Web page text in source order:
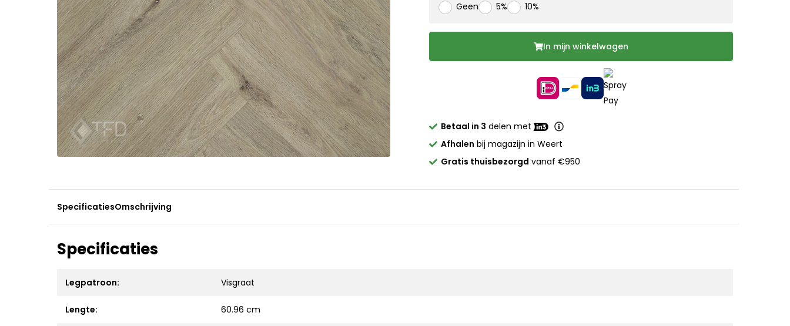
Geen 5% 10%
In mijn winkelwagen
Betaal in 3 delen met
Afhalen bij magazijn in Weert
Gratis thuisbezorgd vanaf €950
SpecificatiesOmschrijving
Specificaties
Legpatroon: Visgraat
Lengte: 60.96 cm